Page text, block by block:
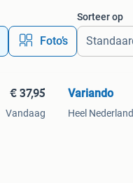
Foto’s
Sorteer op
€ 37,95
Vandaag
Variando
Heel Nederland